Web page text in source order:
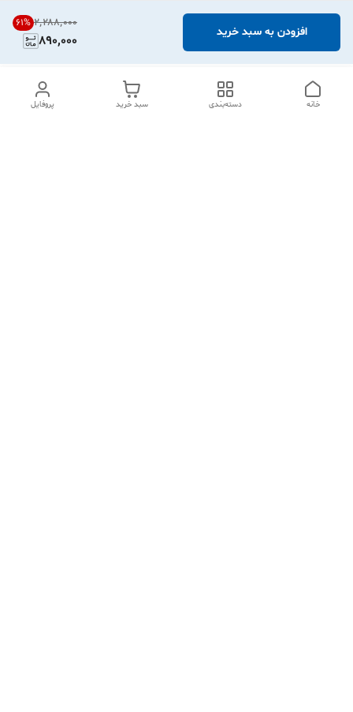
۲٬۲۸۸٬۰۰۰ 61%
890,000
افزودن به سبد خرید
پروفایل سبد خرید دسته‌بندی خانه